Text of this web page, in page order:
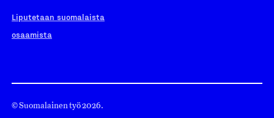
Liputetaan suomalaista
osaamista
© Suomalainen työ 2026.